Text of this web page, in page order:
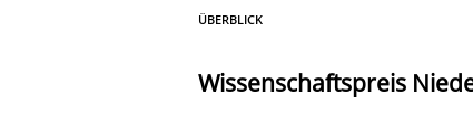
ÜBERBLICK
Wissenschaftspreis